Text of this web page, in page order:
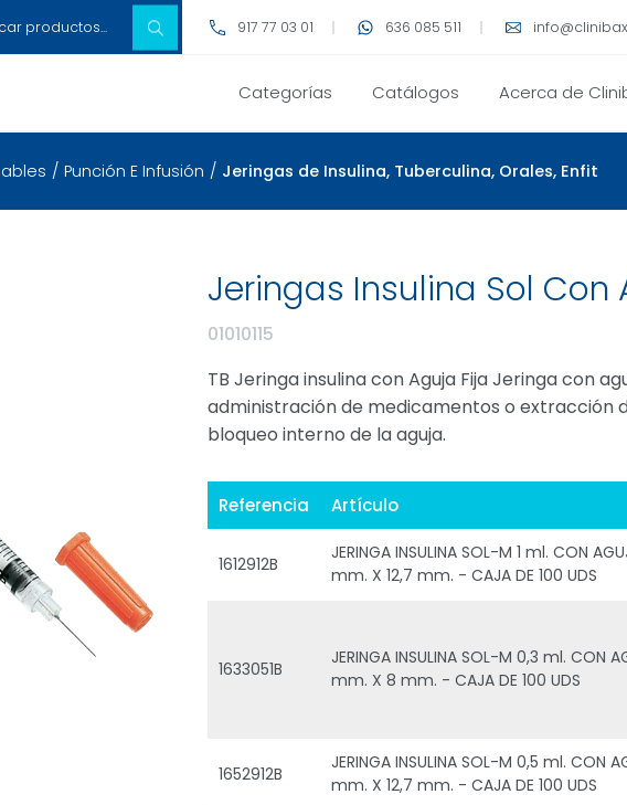
917 77 03 01 636 085 511
Categorías Catálogos Acerca de
/ Punción E Infusión / Jeringas de Insulina, Tuberculina, Orales, Enfit
Jeringas Insulina Sol Con
01010115
TB Jeringa insulina con Aguja Fija Jeringa con
administración de medicamentos o extracción
bloqueo interno de la aguja.
Referencia Artículo
1612912B
JERINGA INSULINA SOL-M 1 ml. CON
mm. X 12,7 mm. - CAJA DE 100 UDS
1633051B
JERINGA INSULINA SOL-M 0,3 ml. CON
mm. X 8 mm. - CAJA DE 100 UDS
1652912B
JERINGA INSULINA SOL-M 0,5 ml. CON
mm. X 12,7 mm. - CAJA DE 100 UDS